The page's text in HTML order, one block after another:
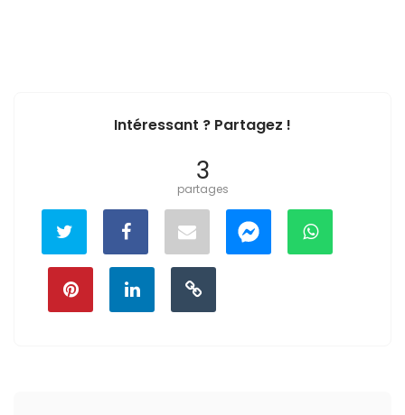
Intéressant ? Partagez !
3
partages